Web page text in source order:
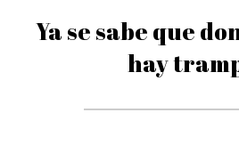
Ya se sabe que
hay